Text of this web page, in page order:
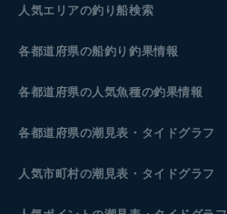
人気エリアの釣り船検索
各都道府県の船釣り釣果情報
各都道府県の人気魚種の釣果情報
各都道府県の潮見表 ・タイドグラフ
人気市町村の潮見表・タイドグラフ